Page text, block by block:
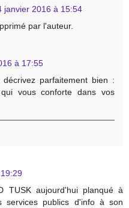
janvier 2016 à 15:54
par l'auteur.
à 17:55
parfaitement bien :
vous conforte dans vos
TUSK aujourd'hui planqué à
services publics d'info à son